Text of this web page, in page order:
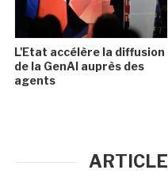
L'Etat accélère la diffusion
de la GenAI auprès des
agents